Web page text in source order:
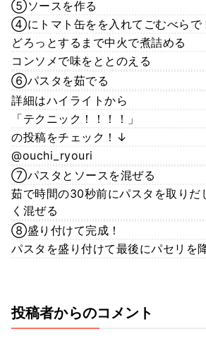
⑤ソースを作る
④にトマト缶をを入れてごむべらで
どろっとするまで中火で煮詰める
コンソメで味をととのえる
⑥パスタを茹でる
詳細はハイライトから
「テクニック！！！！」
の投稿をチェック！↓
@ouchi_ryouri
⑦パスタとソースを混ぜる
茹で時間の30秒前にパスタを取り
く混ぜる
⑧盛り付けて完成！
パスタを盛り付けて最後にパセリを
投稿者からのコメント